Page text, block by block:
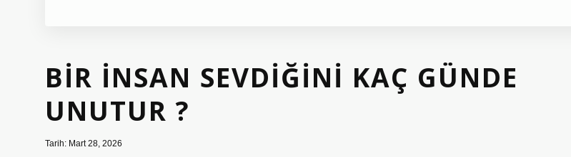
BIR INSAN SEVDIĞINI KAÇ GÜNDE
UNUTUR ?
Tarih: Mart 28, 2026